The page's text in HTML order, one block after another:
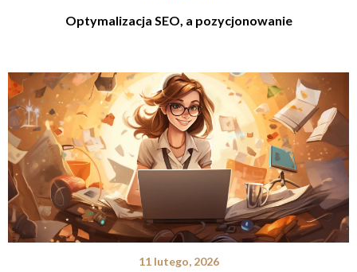
Optymalizacja SEO, a pozycjonowanie
11 lutego, 2026